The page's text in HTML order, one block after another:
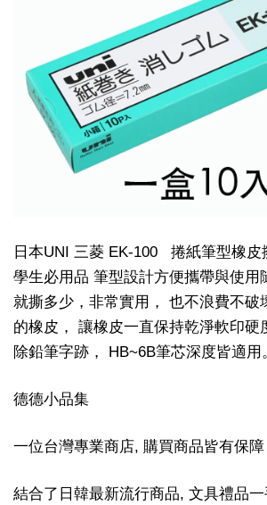
日本UNI 三菱 EK-100 捲紙筆型橡皮
學生必用品 筆型設計方便攜帶與使用
就撕多少，非常實用， 也不浪費不破
的橡皮， 讓橡皮一直保持乾淨軟印硬
除鉛筆字跡， HB~6B筆芯深度皆適用
德德小品集
一位台灣專業商店, 購買商品皆有保障
結合了日韓最新流行商品, 文具禮品